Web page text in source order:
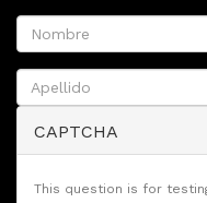
CAPTCHA
This question is for